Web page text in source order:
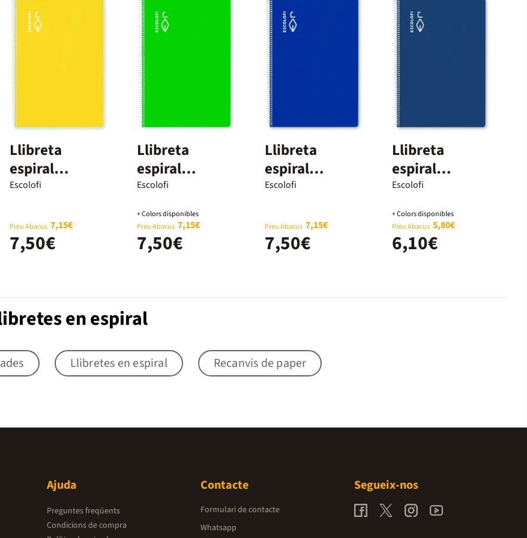
Llibreta
espiral
Escolofi A4 80
marge groc
Escolofi
Preu Abacus 7,15€
7,50€
Llibreta
espiral
Escolofi A4 llis
80 fulls verd
Escolofi
+ Colors disponibles
Preu Abacus 7,15€
7,50€
Llibreta
espiral
Escolofi A4 80
marge blau
Escolofi
Preu Abacus 7,15€
7,50€
Llibreta
espiral
Escolofi Foli
50 fulls
4x4mm blau
Escolofi
+ Colors disponibles
Preu Abacus 5,80€
6,10€
en espiral
Llibretes en espiral Recanvis de paper
Ajuda
Preguntes freqüents
Condicions de compra
Contacte
Formulari de contacte
Whatsapp
Segueix-nos